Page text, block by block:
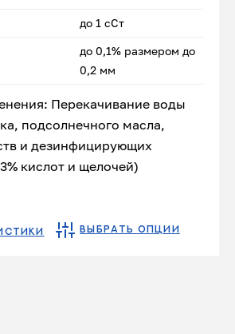
до 1 сСт
до 0,1% размером до
0,2 мм
Перекачивание воды
подсолнечного масла,
и дезинфицирующих
кислот и щелочей)
ВЫБРАТЬ ОПЦИИ